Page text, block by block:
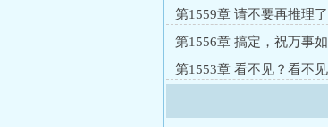
面·······——龙国出版社
上取自苏晨。”——爆火
玉华
第1559章 请不要再推理了
第1556章 搞定，祝万事如
第1553章 看不见？看不见